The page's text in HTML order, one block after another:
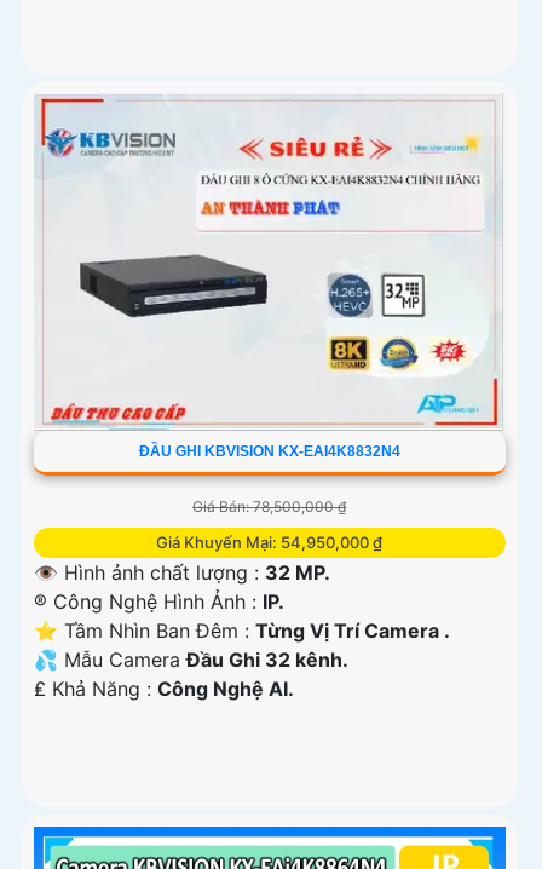
ĐẦU GHI KBVISION KX-EAI4K8832N4
Giá Bán: 78,500,000 ₫
Giá Khuyến Mại: 54,950,000 ₫
👁 Hình ảnh chất lượng : 32 MP.
®️ Công Nghệ Hình Ảnh : IP.
⭐ Tầm Nhìn Ban Đêm : Từng Vị Trí Camera .
💦 Mẫu CameraĐầu Ghi 32 kênh.
️₤ Khả Năng : Công Nghệ AI.